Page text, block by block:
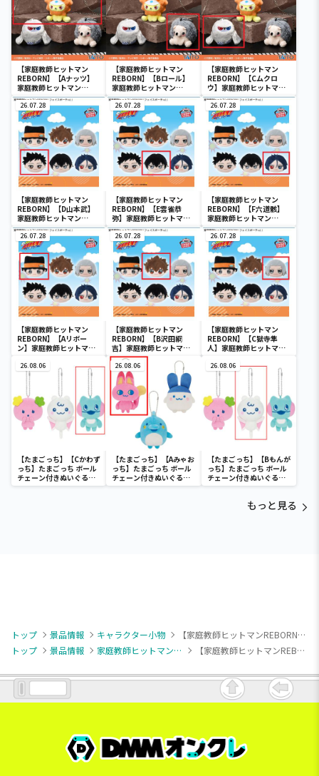
【家庭教師ヒットマン
REBORN】【Aナッツ】
家庭教師ヒットマン
REBORN! 匣アニマル ぬ
いぐるみマスコット
【家庭教師ヒットマン
REBORN】【Bロール】
家庭教師ヒットマン
REBORN! 匣アニマル ぬ
いぐるみマスコット
【家庭教師ヒットマン
REBORN】【Cムクロ
ウ】家庭教師ヒットマン
REBORN! 匣アニマル ぬ
いぐるみマスコット
26.07.28
【家庭教師ヒットマン
REBORN】【D山本武】
家庭教師ヒットマン
REBORN! フェイスポーチ
vol.1
26.07.28
【家庭教師ヒットマン
REBORN】【E雲雀恭
弥】家庭教師ヒットマン
REBORN! フェイスポーチ
vol.1
26.07.28
【家庭教師ヒットマン
REBORN】【F六道骸】
家庭教師ヒットマン
REBORN! フェイスポーチ
vol.1
26.07.28
【家庭教師ヒットマン
REBORN】【Aリボー
ン】家庭教師ヒットマン
vol.1
26.07.28
【家庭教師ヒットマン
REBORN】【B沢田綱
吉】家庭教師ヒットマン
REBORN! フェイスポーチ
vol.1
26.07.28
【家庭教師ヒットマン
REBORN】【C獄寺隼
人】家庭教師ヒットマン
vol.1
26.08.06
【たまごっち】【Cかわず
っち】たまごっち ボール
チェーン付きぬいぐるみ
～Tamagotchi
26.08.06
【たまごっち】【Aみゃお
っち】たまごっち ボール
チェーン付きぬいぐるみ
～Tamagotchi
26.08.06
【たまごっち】【Bもんが
っち】たまごっち ボール
チェーン付きぬいぐるみ
～Tamagotchi
もっと見る
トップ 景品情報 キャラクター小物
【家庭教師ヒットマンREBORN】【C:スクアーロ】家庭教師ヒットマンREBORN! ちびぐるみvol.2
トップ
景品情報 家庭教師ヒットマンREBORN 【家庭教師ヒットマンREBORN】【C:スクアーロ】家庭教師ヒットマンREBORN! ちびぐるみvol.2